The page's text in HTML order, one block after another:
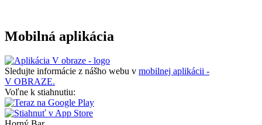
Mobilná aplikácia
Sledujte informácie z nášho webu v mobilnej aplikácii -
V OBRAZE.
Voľne k stiahnutiu: